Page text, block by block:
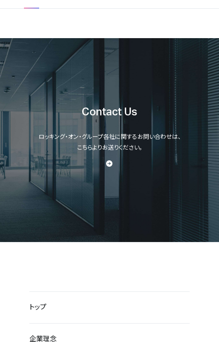
Contact Us
ロッキング・オン・グループ各社に関するお問い合わせは、
こちらよりお送りください。
トップ
企業理念